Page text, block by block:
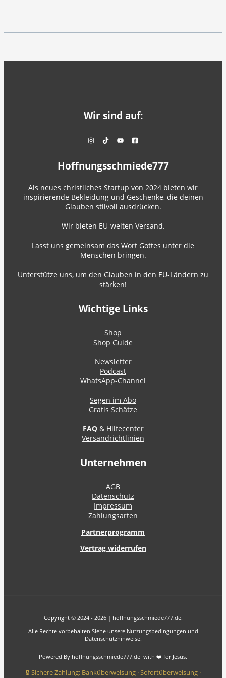
Wir sind auf:
Hoffnungsschmiede777
Als neues christliches Startup von 2024 bieten wir
inspirierende Bekleidung und Geschenke, die deinen
Glauben stilvoll ausdrücken.
Wir bieten EU-weiten Versand.
Lasst uns gemeinsam das Wort Gottes unter die
Menschen bringen.
Unterstütze uns, um den Glauben in den EU-Ländern zu
stärken!
Wichtige Links
Shop
Shop Guide
Newsletter
Podcast
WhatsApp-Channel
Segen im Abo
Gratis Schätze
FAQ& Hilfecenter
Versandrichtlinien
Unternehmen
AGB
Datenschutz
Impressum
Zahlungsarten
Partnerprogramm
Vertrag widerrufen
Copyright © 2024 - 2026 | hoffnungsschmiede777.de.
Alle Rechte vorbehalten Siehe unsere Nutzungsbedingungen und
Datenschutzhinweise.
Powered By hoffnungsschmiede777.de with ❤️ for Jesus.
🔒 Sichere Zahlung: Banküberweisung · Sofortüberweisung ·